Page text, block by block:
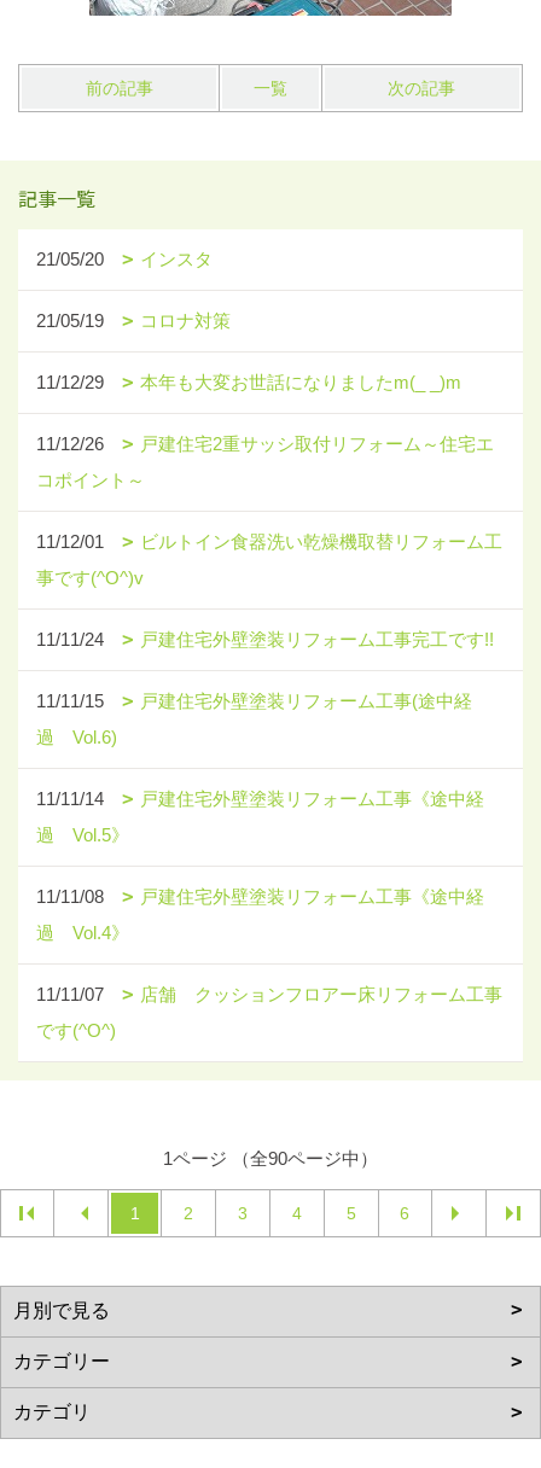
前の記事 一覧 次の記事
記事一覧
21/05/20 インスタ
21/05/19 コロナ対策
11/12/29 本年も大変お世話になりましたm(_ _)m
11/12/26
戸建住宅2重サッシ取付リフォーム～住宅エ
コポイント～
11/12/01
ビルトイン食器洗い乾燥機取替リフォーム工
事です(^O^)v
11/11/24 戸建住宅外壁塗装リフォーム工事完工です!!
11/11/15
戸建住宅外壁塗装リフォーム工事(途中経
過 Vol.6)
11/11/14
戸建住宅外壁塗装リフォーム工事《途中経
過 Vol.5》
11/11/08
戸建住宅外壁塗装リフォーム工事《途中経
過 Vol.4》
11/11/07
店舗 クッションフロアー床リフォーム工事
です(^O^)
1ページ （全90ページ中）
1 2 3 4 5 6